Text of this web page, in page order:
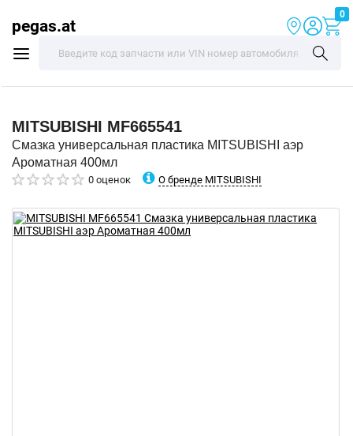
pegas.at
0
MITSUBISHI MF665541
Смазка универсальная пластика MITSUBISHI аэр
Ароматная 400мл
0 оценок О бренде MITSUBISHI